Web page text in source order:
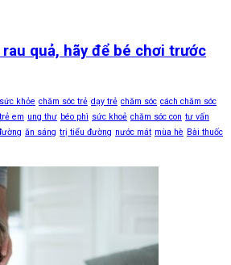
quả, hãy để bé chơi trước
khỏe chăm sóc trẻ dạy trẻ chăm sóc cách chăm sóc
trẻ em ung thư béo phì sức khoẻ chăm sóc con tư vấn
ăn sáng trị tiểu đường nước mát mùa hè Bài thuốc